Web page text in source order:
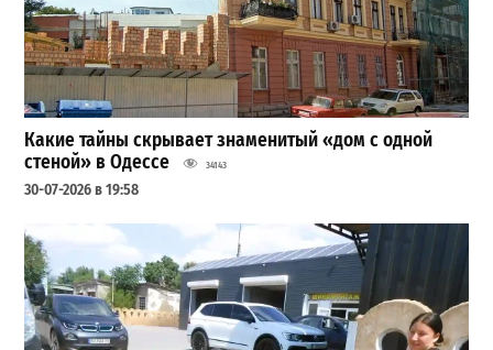
Какие тайны скрывает знаменитый «дом с одной
стеной» в Одессе
34143
30-07-2026 в 19:58